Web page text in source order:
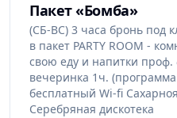
Пакет «Бомба»
(СБ-ВС) 3 часа бронь под
в пакет PARTY ROOM -
свою еду и напитки
вечеринка 1ч.
бесплатный Wi-fi
Серебряная дискотека